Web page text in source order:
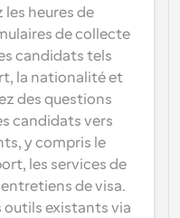
heures de
de collecte
candidats tels
la nationalité et
des questions
candidats vers
y compris le
les services de
de visa.
outils existants via